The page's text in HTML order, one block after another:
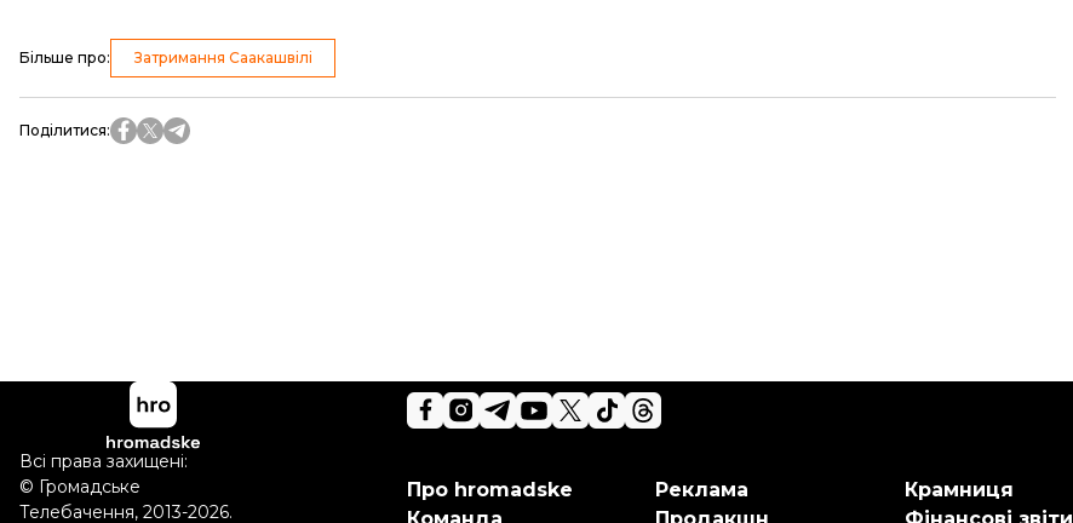
Більше про: Затримання Саакашвілі
Поділитися:
Про hromadske
Реклама
Крамниця
Всі права захищені:
© Громадське
Телебачення, 2013-2026.